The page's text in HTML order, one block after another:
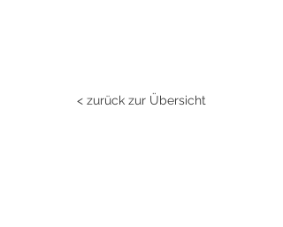
< zurück zur Übersicht